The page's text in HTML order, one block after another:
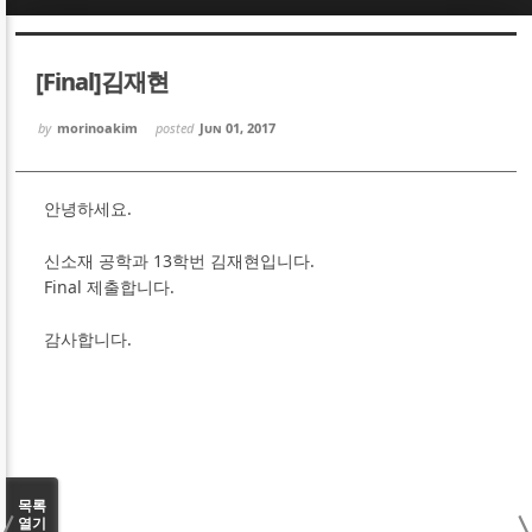
[Final]김재현
by morinoakim posted Jun 01, 2017
안녕하세요.
신소재 공학과 13학번 김재현입니다.
Final 제출합니다.
감사합니다.
목록
열기
Sketchbook5, 스케치북5
Sketchbook5, 스케치북5
Sketchbook5, 스케치북5
Sketchbook5, 스케치북5